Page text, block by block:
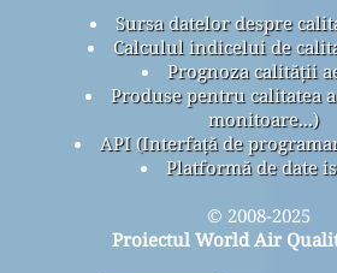
Sursa datelor despre
Calculul indicelui de
Prognoza calității
Produse pentru calitatea
monitoare...)
API (Interfață de
Platformă de date
© 2008-2025
Proiectul World Air